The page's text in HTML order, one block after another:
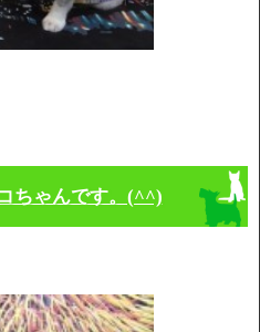
ちゃんです。(^^)